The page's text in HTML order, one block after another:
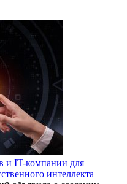
и IT-компании для
интеллекта